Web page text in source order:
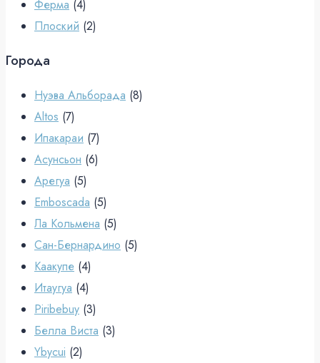
Ферма (4)
Плоский (2)
Города
Нуэва Альборада (8)
Altos (7)
Ипакараи (7)
Асунсьон (6)
Арегуа (5)
Emboscada (5)
Ла Кольмена (5)
Сан-Бернардино (5)
Каакупе (4)
Итаугуа (4)
Piribebuy (3)
Белла Виста (3)
Ybycui (2)